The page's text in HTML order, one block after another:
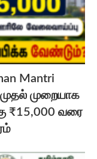
Mantri
முதல் முறையாக
₹15,000 வரை